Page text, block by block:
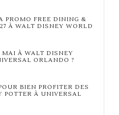
PROMO FREE DINING &
À WALT DISNEY WORLD
MAI À WALT DISNEY
ORLANDO ?
BIEN PROFITER DES
POTTER À UNIVERSAL